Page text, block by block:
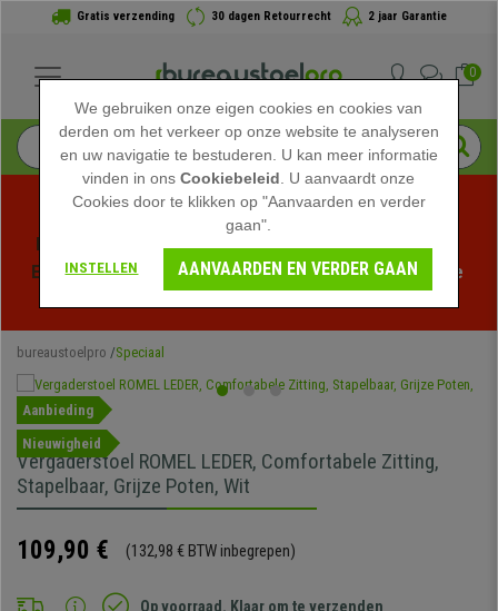
Gratis verzending 30 dagen Retourrecht 2 jaar Garantie
0
Profiteer van de Zomeruitverkoop bij bureaustoelpro!
Exclusieve kortingen voor een beperkte tijd - Bekijk de
bureaustoelpro Speciaal
Aanbieding
Nieuwigheid
Vergaderstoel ROMEL LEDER, Comfortabele Zitting,
Stapelbaar, Grijze Poten, Wit
109,90 € (132,98 € BTW inbegrepen)
Op voorraad. Klaar om te verzenden
We gebruiken onze eigen cookies en cookies van
derden om het verkeer op onze website te analyseren
en uw navigatie te bestuderen. U kan meer informatie
vinden in onsCookiebeleid . U aanvaardt onze
Cookies door te klikken op "Aanvaarden en verder
gaan".
INSTELLEN AANVAARDEN EN VERDER GAAN